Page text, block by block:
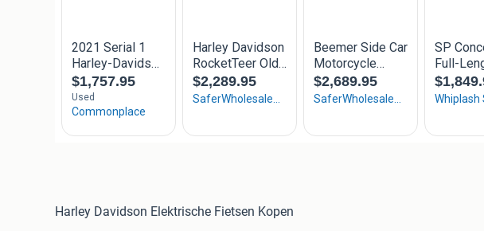
Harley Davidson Elektrische Fietsen Kopen